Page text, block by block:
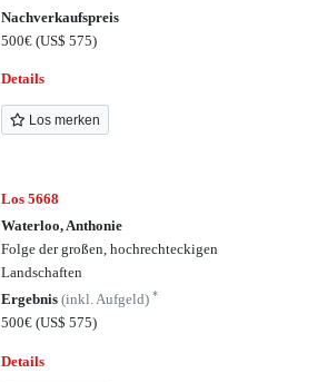
Nachverkaufspreis
500€(US$ 575)
Details
Los merken
Los 5668
Waterloo, Anthonie
Folge der großen, hochrechteckigen
Landschaften
Ergebnis(inkl. Aufgeld)*
500€(US$ 575)
Details